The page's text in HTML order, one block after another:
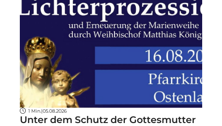
1 Min. |05.08.2026
Unter dem Schutz der Gottesmutter